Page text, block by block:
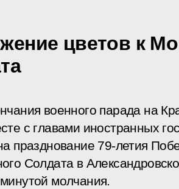
цветов к
военного парада на
с главами иностранных
празднование 79-летия
Солдата в
молчания.